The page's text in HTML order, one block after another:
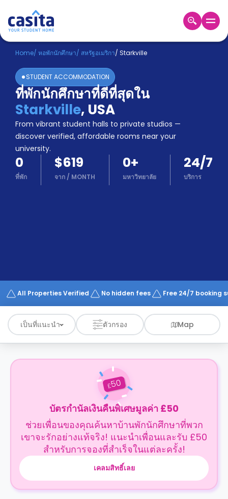
Home TH USD
เข้าสู่
ระบบ
Booking
Accommodation
About
us
Blog
Refer
And
Earn
Become
Works
Home/ หอพักนักศึกษา/ สหรัฐอเมริกา/ Starkville
STUDENT ACCOMMODATION
ที่พักนักศึกษาที่ดีที่สุดใน
Starkville, USA
From vibrant student halls to private studios —
discover verified, affordable rooms near your
university.
0
ที่พัก
$619
จาก / MONTH
0+
มหาวิทยาลัย
24/7
บริการ
All Properties Verified No hidden fees Free 24/7 booking
เป็นที่แนะนำ ตัวกรอง Map
£50
บัตรกำนัลเงินคืนพิเศษมูลค่า £50
ช่วยเพื่อนของคุณค้นหาบ้านพักนักศึกษาที่พวก
เขาจะรักอย่างแท้จริง! แนะนำเพื่อนและรับ £50
สำหรับการจองที่สำเร็จในแต่ละครั้ง!
เคลมสิทธิ์เลย